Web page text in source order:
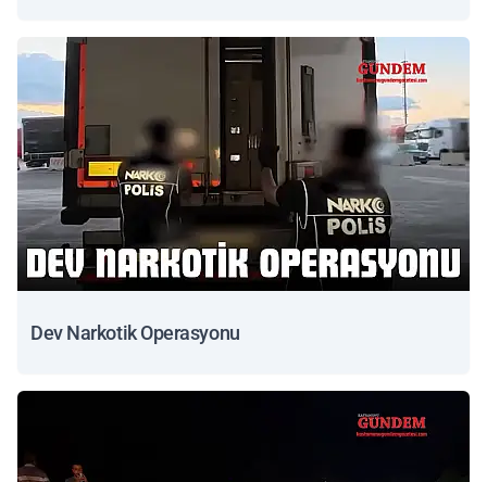
Dev Narkotik Operasyonu